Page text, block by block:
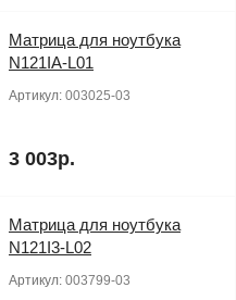
Матрица для ноутбука
N121IA-L01
Артикул: 003025-03
3 003р.
Матрица для ноутбука
N121I3-L02
Артикул: 003799-03